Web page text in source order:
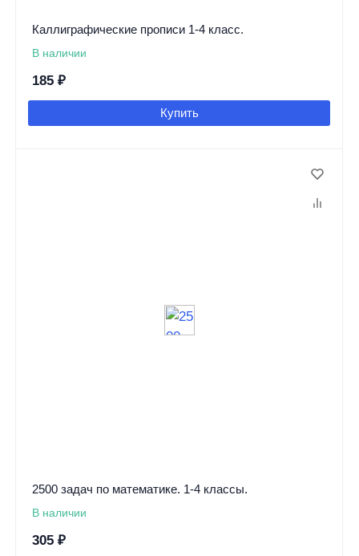
Каллиграфические прописи 1-4 класс.
В наличии
185 ₽
Купить
2500 задач по математике. 1-4 классы.
В наличии
305 ₽